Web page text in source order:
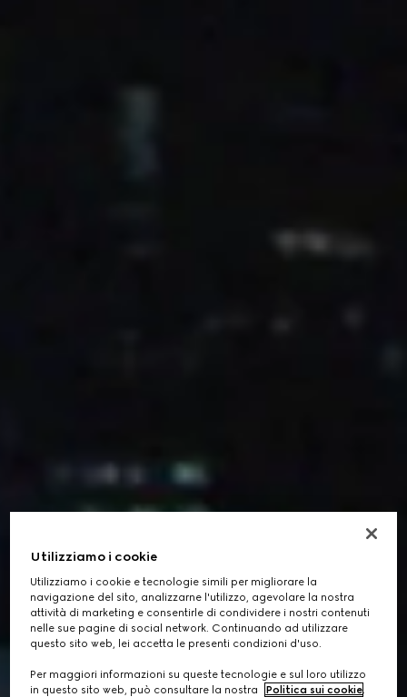
Utilizziamo i cookie
Utilizziamo i cookie e tecnologie simili per migliorare la
navigazione del sito, analizzarne l'utilizzo, agevolare la nostra
attività di marketing e consentirle di condividere i nostri contenuti
nelle sue pagine di social network. Continuando ad utilizzare
questo sito web, lei accetta le presenti condizioni d'uso.
Per maggiori informazioni su queste tecnologie e sul loro utilizzo
in questo sito web, può consultare la nostra
Politica sui cookie